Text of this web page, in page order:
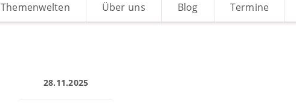
Themenwelten Über uns Blog Termine
28.11.2025